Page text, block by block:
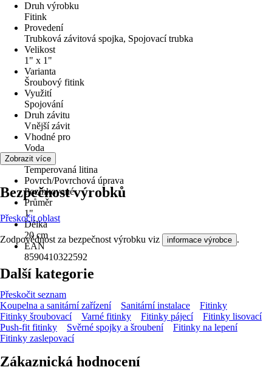
Druh výrobku
Fitink
Provedení
Trubková závitová spojka, Spojovací trubka
Velikost
1" x 1"
Varianta
Šroubový fitink
Využití
Spojování
Druh závitu
Vnější závit
Vhodné pro
Voda
Materiál
Temperovaná litina
Povrch/Povrchová úprava
Pozinkované
Průměr
1"
Délka
20 cm
EAN
8590410322592
Zobrazit více
Bezpečnost výrobků
Přeskočit oblast
Zodpovědnost za bezpečnost výrobku viz informace výrobce .
Další kategorie
Přeskočit seznam
Koupelna a sanitární zařízení
Sanitární instalace
Fitinky
Fitinky šroubovací
Varné fitinky Fitinky pájecí
Fitinky lisovací
Push-fit fitinky
Svěrné spojky a šroubení
Fitinky na lepení
Fitinky zaslepovací
Zákaznická hodnocení